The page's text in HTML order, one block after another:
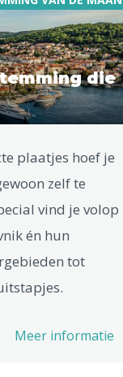
die
plaatjes hoef je
zelf te
vind je volop
én hun
tot
Meer informatie